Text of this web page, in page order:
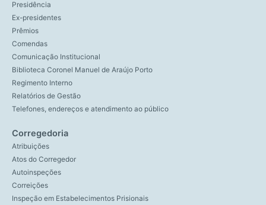
Presidência
Ex-presidentes
Prêmios
Comendas
Comunicação Institucional
Biblioteca Coronel Manuel de Araújo Porto
Regimento Interno
Relatórios de Gestão
Telefones, endereços e atendimento ao público
Corregedoria
Atribuições
Atos do Corregedor
Autoinspeções
Correições
Inspeção em Estabelecimentos Prisionais